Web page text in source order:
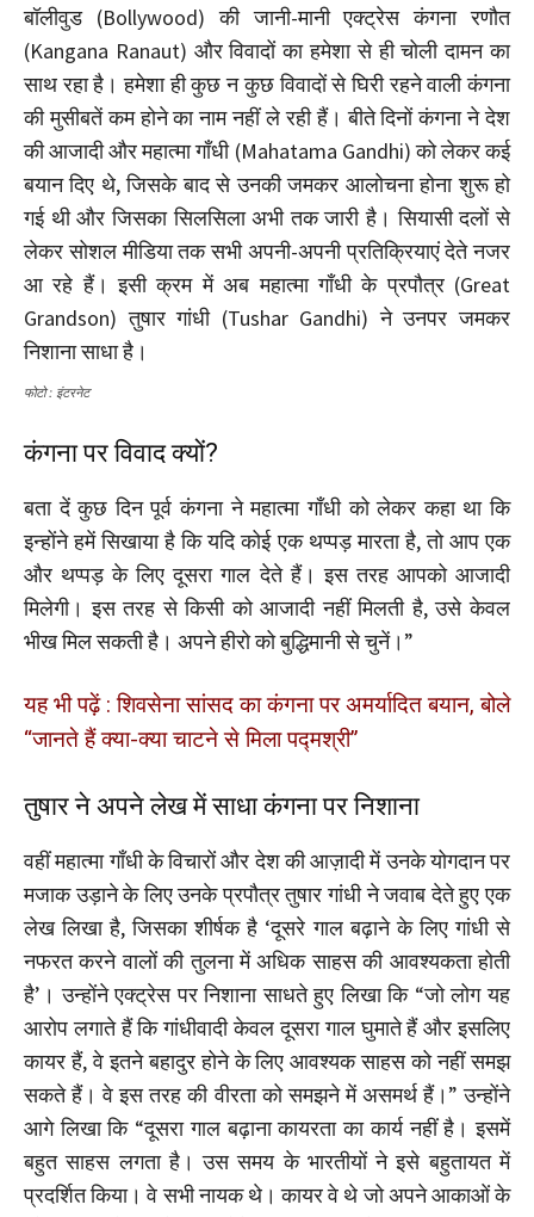
बॉलीवुड (Bollywood) की जानी-मानी एक्ट्रेस कंगना रणौत
(Kangana Ranaut) और विवादों का हमेशा से ही चोली दामन का
साथ रहा है। हमेशा ही कुछ न कुछ विवादों से घिरी रहने वाली कंगना
की मुसीबतें कम होने का नाम नहीं ले रही हैं। बीते दिनों कंगना ने देश
की आजादी और महात्मा गाँधी (Mahatama Gandhi) को लेकर कई
बयान दिए थे, जिसके बाद से उनकी जमकर आलोचना होना शुरू हो
गई थी और जिसका सिलसिला अभी तक जारी है। सियासी दलों से
लेकर सोशल मीडिया तक सभी अपनी-अपनी प्रतिक्रियाएं देते नजर
आ रहे हैं। इसी क्रम में अब महात्मा गाँधी के प्रपौत्र (Great
Grandson) तुषार गांधी (Tushar Gandhi) ने उनपर जमकर
निशाना साधा है।
फोटो : इंटरनेट
कंगना पर विवाद क्यों?
बता दें कुछ दिन पूर्व कंगना ने महात्मा गाँधी को लेकर कहा था कि
इन्होंने हमें सिखाया है कि यदि कोई एक थप्पड़ मारता है, तो आप एक
और थप्पड़ के लिए दूसरा गाल देते हैं। इस तरह आपको आजादी
मिलेगी। इस तरह से किसी को आजादी नहीं मिलती है, उसे केवल
भीख मिल सकती है। अपने हीरो को बुद्धिमानी से चुनें।”
यह भी पढ़ें : शिवसेना सांसद का कंगना पर अमर्यादित बयान, बोले
“जानते हैं क्या-क्या चाटने से मिला पद्मश्री”
तुषार ने अपने लेख में साधा कंगना पर निशाना
वहीं महात्मा गाँधी के विचारों और देश की आज़ादी में उनके योगदान पर
मजाक उड़ाने के लिए उनके प्रपौत्र तुषार गांधी ने जवाब देते हुए एक
लेख लिखा है, जिसका शीर्षक है ‘दूसरे गाल बढ़ाने के लिए गांधी से
नफरत करने वालों की तुलना में अधिक साहस की आवश्यकता होती
है’। उन्होंने एक्ट्रेस पर निशाना साधते हुए लिखा कि “जो लोग यह
आरोप लगाते हैं कि गांधीवादी केवल दूसरा गाल घुमाते हैं और इसलिए
कायर हैं, वे इतने बहादुर होने के लिए आवश्यक साहस को नहीं समझ
सकते हैं। वे इस तरह की वीरता को समझने में असमर्थ हैं।” उन्होंने
आगे लिखा कि “दूसरा गाल बढ़ाना कायरता का कार्य नहीं है। इसमें
बहुत साहस लगता है। उस समय के भारतीयों ने इसे बहुतायत में
प्रदर्शित किया। वे सभी नायक थे। कायर वे थे जो अपने आकाओं के